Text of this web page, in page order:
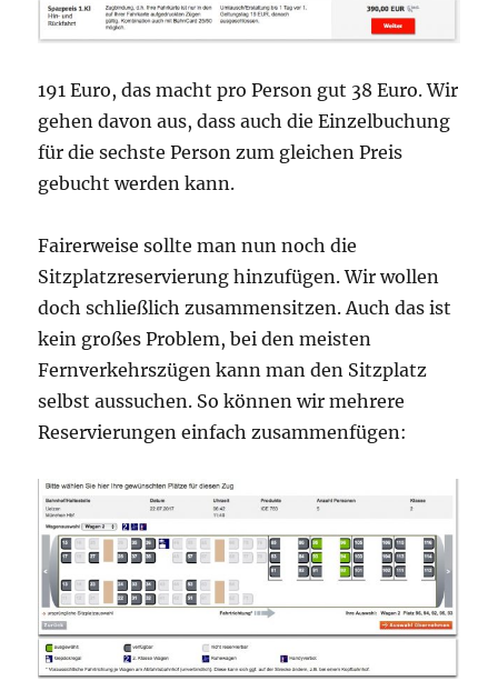
191 Euro, das macht pro Person gut 38 Euro. Wir
gehen davon aus, dass auch die Einzelbuchung
für die sechste Person zum gleichen Preis
gebucht werden kann.
Fairerweise sollte man nun noch die
Sitzplatzreservierung hinzufügen. Wir wollen
doch schließlich zusammensitzen. Auch das ist
kein großes Problem, bei den meisten
Fernverkehrszügen kann man den Sitzplatz
selbst aussuchen. So können wir mehrere
Reservierungen einfach zusammenfügen: